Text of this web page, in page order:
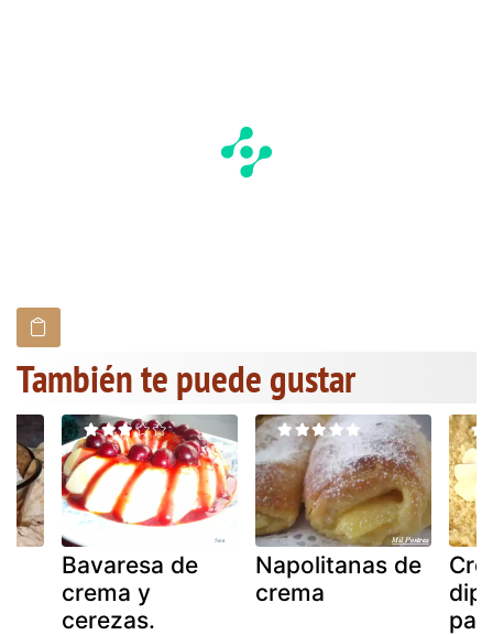
También te puede gustar
Bavaresa de
crema y
cerezas.
Napolitanas de
crema